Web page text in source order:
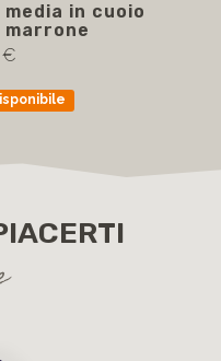
media in cuoio
€